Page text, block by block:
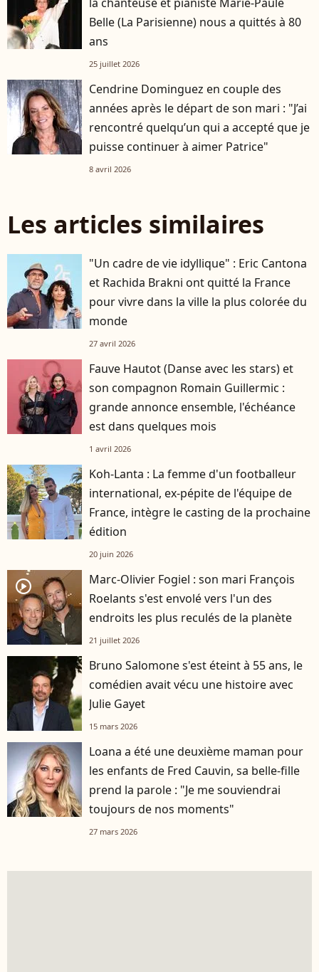
Belle (La Parisienne) nous a quittés à 80
ans
25 juillet 2026
Cendrine Dominguez en couple des
années après le départ de son mari : "J’ai
rencontré quelqu’un qui a accepté que je
puisse continuer à aimer Patrice"
8 avril 2026
Les articles similaires
"Un cadre de vie idyllique" : Eric Cantona
et Rachida Brakni ont quitté la France
pour vivre dans la ville la plus colorée du
monde
27 avril 2026
Fauve Hautot (Danse avec les stars) et
son compagnon Romain Guillermic :
grande annonce ensemble, l'échéance
est dans quelques mois
1 avril 2026
Koh-Lanta : La femme d'un footballeur
international, ex-pépite de l'équipe de
France, intègre le casting de la prochaine
édition
20 juin 2026
player2
Marc-Olivier Fogiel : son mari François
Roelants s'est envolé vers l'un des
endroits les plus reculés de la planète
21 juillet 2026
Bruno Salomone s'est éteint à 55 ans, le
comédien avait vécu une histoire avec
Julie Gayet
15 mars 2026
Loana a été une deuxième maman pour
les enfants de Fred Cauvin, sa belle-fille
prend la parole : "Je me souviendrai
toujours de nos moments"
27 mars 2026